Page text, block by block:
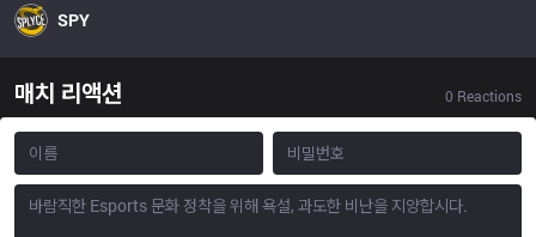
SPY
매치 리액션 0 Reactions